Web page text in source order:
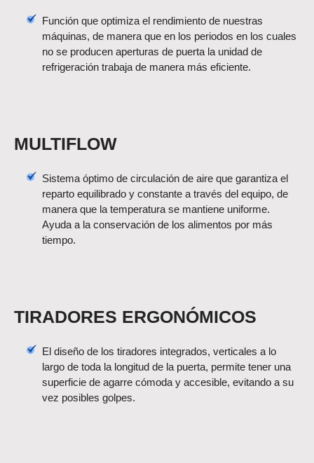
Función que optimiza el rendimiento de nuestras
máquinas, de manera que en los periodos en los cuales
no se producen aperturas de puerta la unidad de
refrigeración trabaja de manera más eficiente.
MULTIFLOW
Sistema óptimo de circulación de aire que garantiza el
reparto equilibrado y constante a través del equipo, de
manera que la temperatura se mantiene uniforme.
Ayuda a la conservación de los alimentos por más
tiempo.
TIRADORES ERGONÓMICOS
El diseño de los tiradores integrados, verticales a lo
largo de toda la longitud de la puerta, permite tener una
superficie de agarre cómoda y accesible, evitando a su
vez posibles golpes.